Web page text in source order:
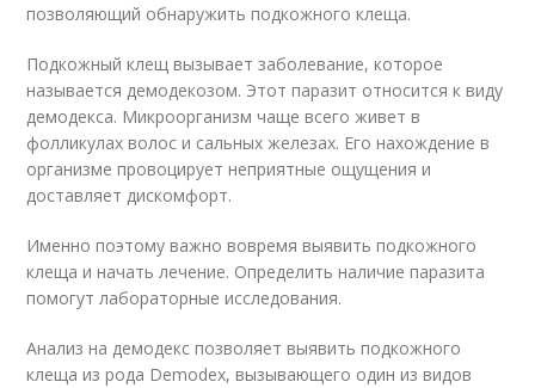
позволяющий обнаружить подкожного клеща.
Подкожный клещ вызывает заболевание, которое
называется демодекозом. Этот паразит относится к виду
демодекса. Микроорганизм чаще всего живет в
фолликулах волос и сальных железах. Его нахождение в
организме провоцирует неприятные ощущения и
доставляет дискомфорт.
Именно поэтому важно вовремя выявить подкожного
клеща и начать лечение. Определить наличие паразита
помогут лабораторные исследования.
Анализ на демодекс позволяет выявить подкожного
клеща из рода Demodex, вызывающего один из видов